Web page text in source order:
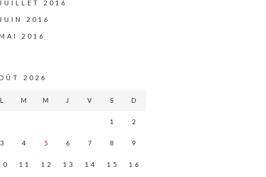
2016
2016
2016
2026
L M M J V S D
1 2
3 4 5 6 7 8 9
11 12 13 14 15 16